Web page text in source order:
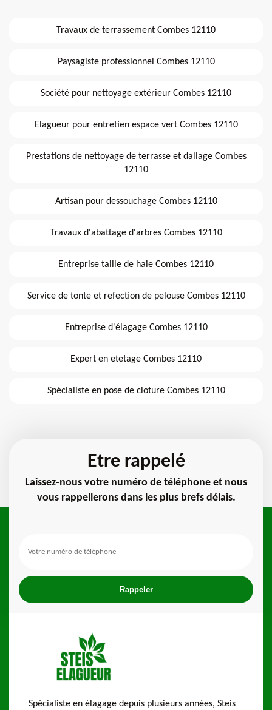
Travaux de terrassement Combes 12110
Paysagiste professionnel Combes 12110
Société pour nettoyage extérieur Combes 12110
Elagueur pour entretien espace vert Combes 12110
Prestations de nettoyage de terrasse et dallage Combes
12110
Artisan pour dessouchage Combes 12110
Travaux d'abattage d'arbres Combes 12110
Entreprise taille de haie Combes 12110
Service de tonte et refection de pelouse Combes 12110
Entreprise d'élagage Combes 12110
Expert en etetage Combes 12110
Spécialiste en pose de cloture Combes 12110
Etre rappelé
Laissez-nous votre numéro de téléphone et nous
vous rappellerons dans les plus brefs délais.
Spécialiste en élagage depuis plusieurs années, Steis